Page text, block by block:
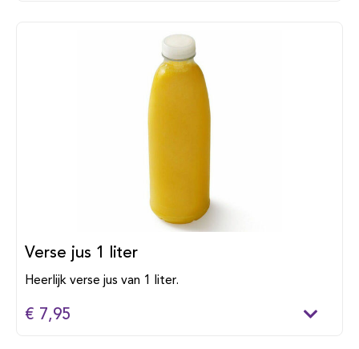
Verse jus 1 liter
Heerlijk verse jus van 1 liter.
€ 7,95